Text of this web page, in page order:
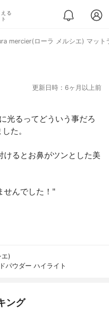
る
mercier(ローラ メルシエ) マッ
更新日時：6ヶ月以上前
光るってどういう事だろ
た。
けるとお鼻がツンとした美
せんでした！"
エ)
パウダー ハイライト
ング